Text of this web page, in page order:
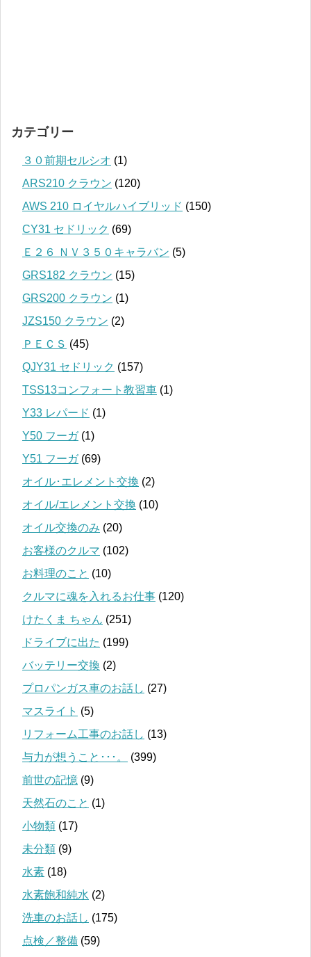
カテゴリー
３０前期セルシオ (1)
ARS210 クラウン (120)
AWS 210 ロイヤルハイブリッド (150)
CY31 セドリック (69)
Ｅ２６ ＮＶ３５０キャラバン (5)
GRS182 クラウン (15)
GRS200 クラウン (1)
JZS150 クラウン (2)
ＰＥＣＳ (45)
QJY31 セドリック (157)
TSS13コンフォート教習車 (1)
Y33 レパード (1)
Y50 フーガ(1)
Y51 フーガ(69)
オイル･エレメント交換 (2)
オイル/エレメント交換 (10)
オイル交換のみ (20)
お客様のクルマ (102)
お料理のこと (10)
クルマに魂を入れるお仕事 (120)
けたくま ちゃん (251)
ドライブに出た (199)
バッテリー交換 (2)
プロパンガス車のお話し (27)
マスライト (5)
リフォーム工事のお話し (13)
与力が想うこと･･･。
(399)
前世の記憶 (9)
天然石のこと (1)
小物類 (17)
未分類 (9)
水素 (18)
水素飽和純水 (2)
洗車のお話し (175)
点検／整備 (59)